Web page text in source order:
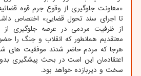
«معاونت جلوگیری از وقوع جرم قوه
تا اجرای سند تحول قضایی» اختصاص
از ظرفیت مردمی در عرصه جلوگیری از
معتقدیم همانطور که انقلاب و جنگ را
هرجا که مردم حاضر شدند موفقیت های
اعتقادمان این است در بحث پیشگیری
سخت و دیربازده خواهد بود.